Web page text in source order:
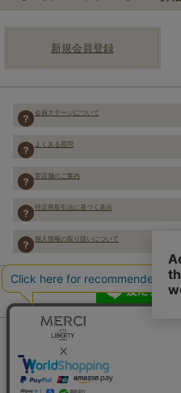
新規会員登録
会員ステージについて
よくある質問
実店舗のご案内
特定商取引法に基づく表示
個人情報の取り扱いについて
Copyright (C) Merci